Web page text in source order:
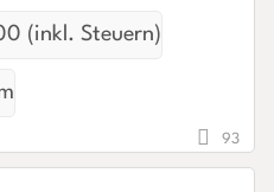
(inkl. Steuern)
93